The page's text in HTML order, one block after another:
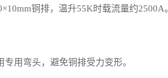
铜排，温升55K时载流量约2500A
用弯头，避免铜排受力变形。